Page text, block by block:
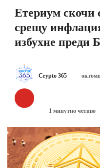
Етериум скочи
срещу
избухне преди
Crypto 365
1 минутно четиво